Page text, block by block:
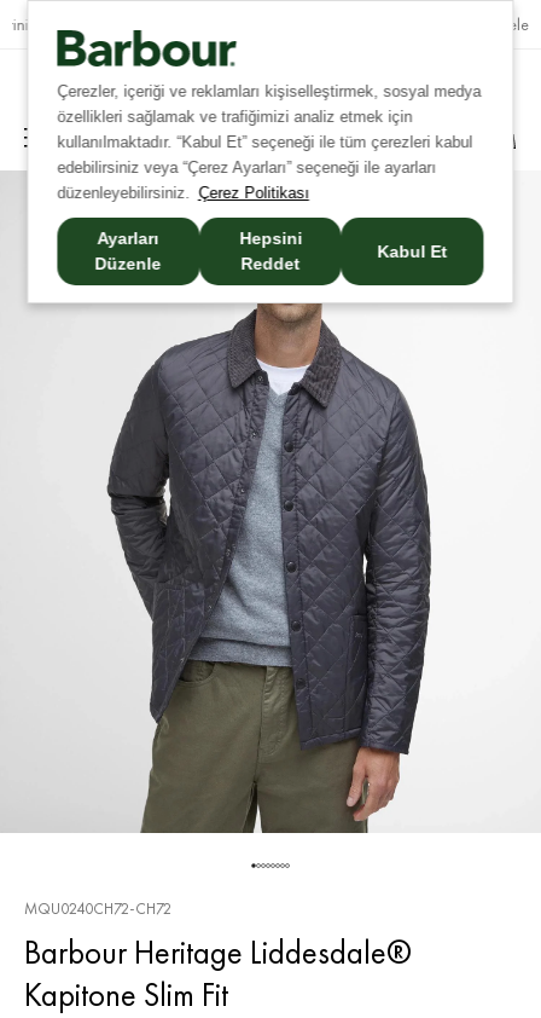
Çerezler, içeriği ve reklamları kişiselleştirmek, sosyal medya
özellikleri sağlamak ve trafiğimizi analiz etmek için
kullanılmaktadır. “Kabul Et” seçeneği ile tüm çerezleri kabul
edebilirsiniz veya “Çerez Ayarları” seçeneği ile ayarları
düzenleyebilirsiniz. Çerez Politikası
Ayarları
Düzenle
Hepsini
Reddet
Kabul Et
MQU0240CH72-CH72
Barbour Heritage Liddesdale®
Kapitone Slim Fit